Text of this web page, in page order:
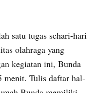
satu tugas sehari-hari
olahraga yang
kegiatan ini, Bunda
menit. Tulis daftar hal-